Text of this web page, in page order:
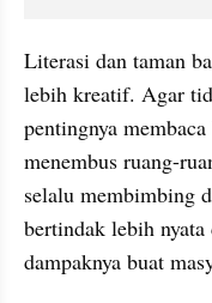
Literasi dan taman
lebih kreatif. Agar
pentingnya
menembus ruang-
selalu membimbing
bertindak lebih nyata
dampaknya buat